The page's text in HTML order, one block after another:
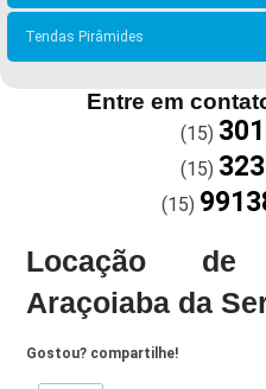
Tendas Pirâmides
Entre em
(15)
(15)
(15)
Locação de
Araçoiaba da
Gostou? compartilhe!